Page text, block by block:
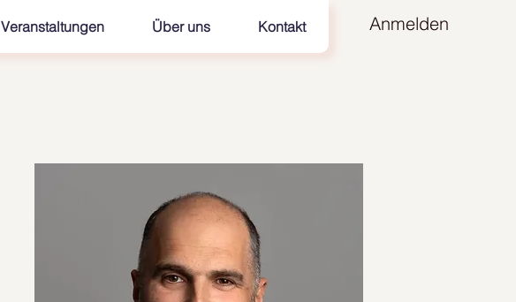
Veranstaltungen Über uns Kontakt Anmelden